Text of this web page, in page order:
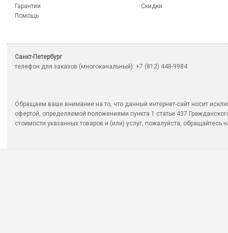
Гарантии
Помощь
Скидки
Санкт-Петербург
телефон для заказов (многоканальный): +7 (812) 448-9984
Обращаем ваше внимание на то, что данный интернет-сайт носит
офертой, определяемой положениями пункта 1 статьи 437
стоимости указанных товаров и (или) услуг, пожалуйста, обращайтесь